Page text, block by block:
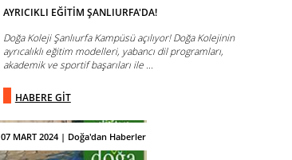
07 MART 2024 | Doğa'dan Haberler
AYRICIKLI EĞİTİM ŞANLIURFA'DA!
Doğa Koleji Şanlıurfa Kampüsü açılıyor! Doğa Kolejinin
ayrıcalıklı eğitim modelleri, yabancı dil programları,
akademik ve sportif başarıları ile ...
HABERE GİT